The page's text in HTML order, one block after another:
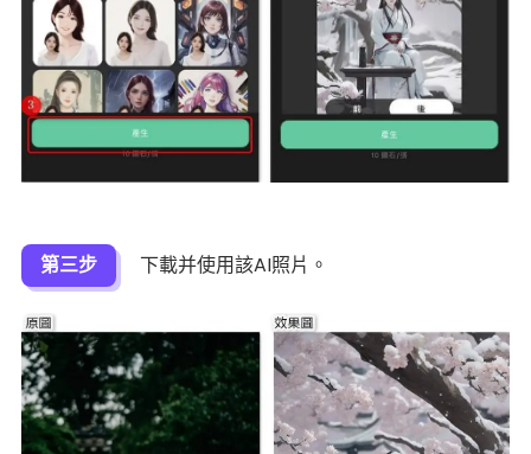
第三步 下載并使用該AI照片。